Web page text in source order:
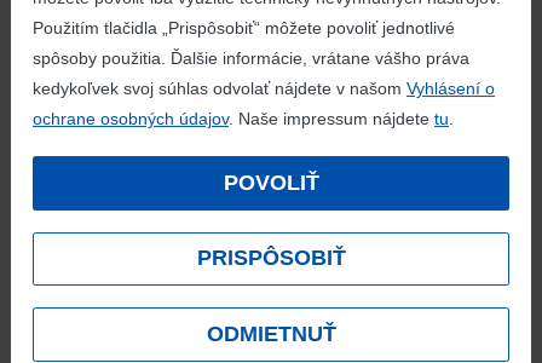
Použitím tlačidla „Prispôsobiť“ môžete povoliť jednotlivé
spôsoby použitia. Ďalšie informácie, vrátane vášho práva
kedykoľvek svoj súhlas odvolať nájdete v našom Vyhlásení o
ochrane osobných údajov. Naše impressum nájdete tu.
POVOLIŤ
PRISPÔSOBIŤ
ODMIETNUŤ
pre deti a rodiny „DOMINIKA“
. Zákazníci taktiež
môžu pomôcť vyčistiť slovenské rieky a vodné
nádrže od plastov v rámci projektu
Nenechajme to
plávať
. Pri príležitosti otvorenia novej predajne Lidl
tradične podporuje žiakov blízkych základných škôl.
V Tornali ide o Základnú školu Ferenca Kazinczyho
a Základnú školu Pavla Jozefa Šafárika. Výšku
podpory v rámci projektuVás nákup = Veľká pomoc
môžu ovplyvniť priamo zákazníci – diskont venuje
1 € na nákup IT vybavenia pre školy za každý nákup
v hodnote aspoň 10 €. Lidl takto reaguje
na požiadavky škôl, ktoré v predošlých mesiacoch